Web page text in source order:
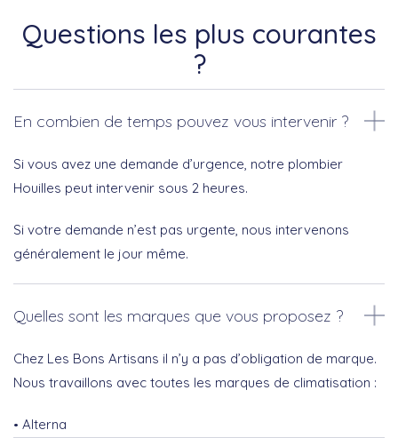
Questions les plus courantes
?
En combien de temps pouvez vous intervenir ?
Si vous avez une demande d’urgence, notre plombier
Houilles peut intervenir sous 2 heures.
Si votre demande n’est pas urgente, nous intervenons
généralement le jour même.
Quelles sont les marques que vous proposez ?
Chez Les Bons Artisans il n’y a pas d’obligation de marque.
Nous travaillons avec toutes les marques de climatisation :
Alterna